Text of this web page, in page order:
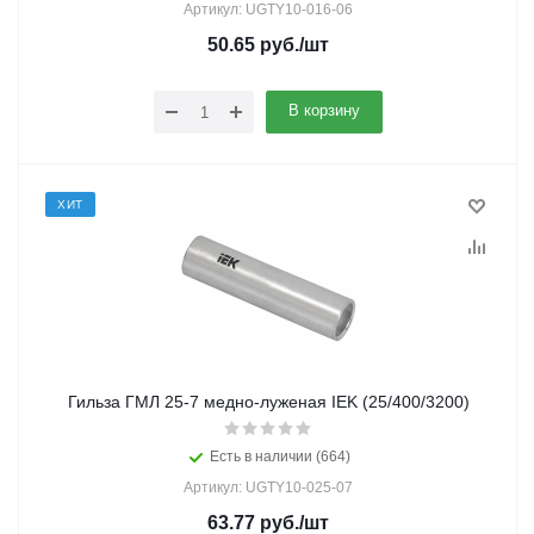
Артикул: UGTY10-016-06
50.65 руб./шт
В корзину
ХИТ
Гильза ГМЛ 25-7 медно-луженая IEK (25/400/3200)
Есть в наличии (664)
Артикул: UGTY10-025-07
63.77 руб./шт